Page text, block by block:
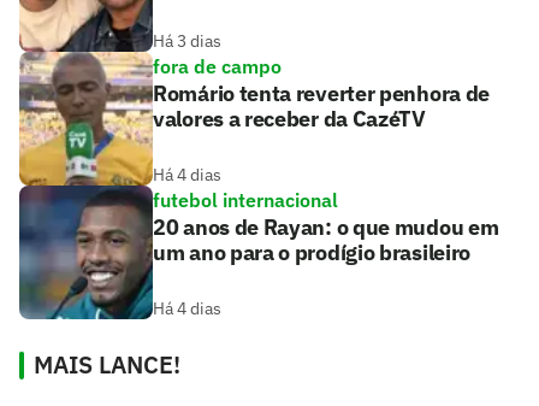
Há 3 dias
fora de campo
Romário tenta reverter penhora de
valores a receber da CazéTV
Há 4 dias
futebol internacional
20 anos de Rayan: o que mudou em
um ano para o prodígio brasileiro
Há 4 dias
MAIS LANCE!